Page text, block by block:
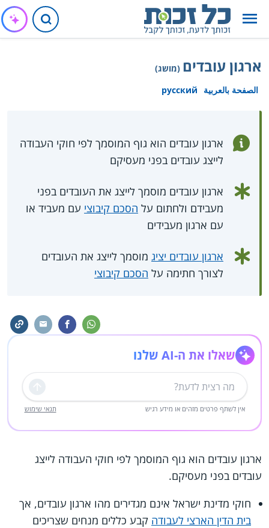
ארגון עובדים (מושג)
الصفحة بالعربية
русский
ארגון עובדים הוא גוף המוסמך לפי חוקי העבודה
לייצג עובדים בפני מעסיקם
ארגון עובדים מוסמך לייצג את העובדים בפני
מעבידם ולחתום על הסכם קיבוצי עם מעביד או
עם ארגון מעבידים
ארגון עובדים יציג מוסמך לייצג את העובדים
לצורך חתימה על הסכם קיבוצי
שאלו את ה-AI שלנו
שליחה
אין לשתף פרטים מזהים או מידע רגיש תנאי שימוש
ארגון עובדים הוא גוף המוסמך לפי חוקי העבודה לייצג
עובדים בפני מעסיקם.
חוקי מדינת ישראל אינם מגדירים מהו ארגון עובדים, אך
בית הדין הארצי לעבודה קבע כללים מנחים שצריכים